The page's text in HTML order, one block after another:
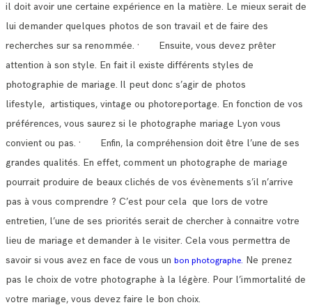
il doit avoir une certaine expérience en la matière. Le mieux serait de
lui demander quelques photos de son travail et de faire des
recherches sur sa renommée. · Ensuite, vous devez prêter
attention à son style. En fait il existe différents styles de
photographie de mariage. Il peut donc s’agir de photos
lifestyle, artistiques, vintage ou photoreportage. En fonction de vos
préférences, vous saurez si le photographe mariage Lyon vous
convient ou pas. · Enfin, la compréhension doit être l’une de ses
grandes qualités. En effet, comment un photographe de mariage
pourrait produire de beaux clichés de vos évènements s’il n’arrive
pas à vous comprendre ? C’est pour cela que lors de votre
entretien, l’une de ses priorités serait de chercher à connaitre votre
lieu de mariage et demander à le visiter. Cela vous permettra de
savoir si vous avez en face de vous un bon photographe. Ne prenez
pas le choix de votre photographe à la légère. Pour l’immortalité de
votre mariage, vous devez faire le bon choix.